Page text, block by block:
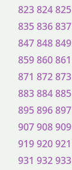
823824825
835836837
847848849
859860861
871 872873
883884885
895896897
907908909
919920921
931 932933